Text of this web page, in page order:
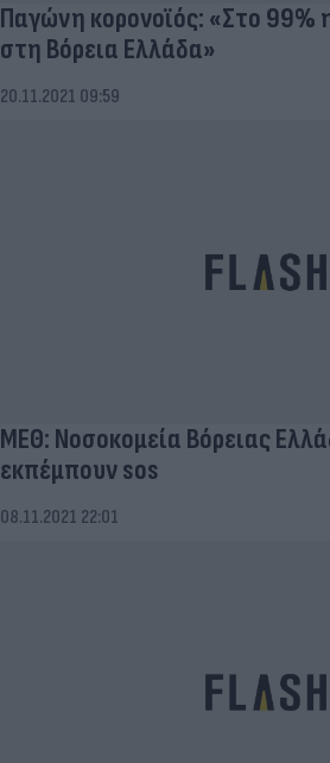
Παγώνη κορονοϊός: «Στο
στη Βόρεια Ελλάδα»
20.11.2021 09:59
ΜΕΘ: Νοσοκομεία Βόρειας
εκπέμπουν sos
08.11.2021 22:01